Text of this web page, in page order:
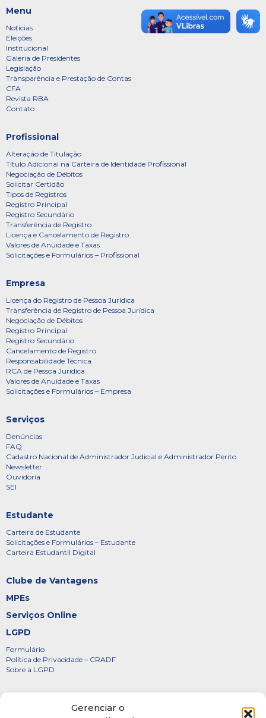
Gerenciar o
Menu
Notícias
Eleições
Institucional
Galeria de Presidentes
Legislação
Transparência e Prestação de Contas
CFA
Revista RBA
Contato
Profissional
Alteração de Titulação
Título Adicional na Carteira de Identidade Profissional
Negociação de Débitos
Solicitar Certidão
Tipos de Registros
Registro Principal
Registro Secundário
Transferência de Registro
Licença e Cancelamento de Registro
Valores de Anuidade e Taxas
Solicitações e Formulários – Profissional
Empresa
Licença do Registro de Pessoa Jurídica
Transferência de Registro de Pessoa Jurídica
Negociação de Débitos
Registro Principal
Registro Secundário
Cancelamento de Registro
Responsabilidade Técnica
RCA de Pessoa Jurídica
Valores de Anuidade e Taxas
Solicitações e Formulários – Empresa
Serviços
Denúncias
FAQ
Cadastro Nacional de Administrador Judicial e Administrador Perito
Newsletter
Ouvidoria
SEI
Estudante
Carteira de Estudante
Solicitações e Formulários – Estudante
Carteira Estudantil Digital
Clube de Vantagens
MPEs
Serviços Online
LGPD
Formulário
Política de Privacidade – CRADF
Sobre a LGPD